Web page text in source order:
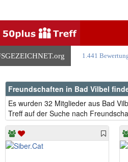
.org 1.441
Freundschaften in Bad Vilbel
Es wurden 32 Mitglieder aus Bad
Treff auf der Suche nach